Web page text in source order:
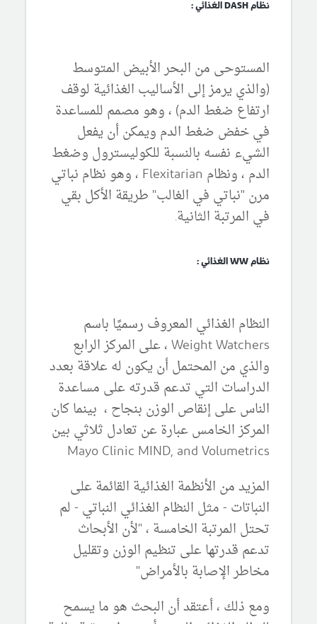
نظام DASH الغذائي :
المستوحى من البحر الأبيض المتوسط ​​
(والذي يرمز إلى الأساليب الغذائية لوقف
ارتفاع ضغط الدم) ، وهو مصمم للمساعدة
في خفض ضغط الدم ويمكن أن يفعل
الشيء نفسه بالنسبة للكوليسترول وضغط
الدم ، ونظام Flexitarian ، وهو نظام نباتي
مرن "نباتي في الغالب" طريقة الأكل بقي
في المرتبة الثانية.
نظام WW الغذائي :
النظام الغذائي المعروف رسميًا باسم
Weight Watchers ، على المركز الرابع
والذي من المحتمل أن يكون له علاقة بعدد
الدراسات التي تدعم قدرته على مساعدة
الناس على إنقاص الوزن بنجاح ، بينما كان
المركز الخامس عبارة عن تعادل ثلاثي بين
Mayo Clinic MIND, and Volumetrics
المزيد من الأنظمة الغذائية القائمة على
النباتات - مثل النظام الغذائي النباتي - لم
تحتل المرتبة الخامسة ، "لأن الأبحاث
تدعم قدرتها على تنظيم الوزن وتقليل
مخاطر الإصابة بالأمراض"
ومع ذلك ، أعتقد أن البحث هو ما يسمح